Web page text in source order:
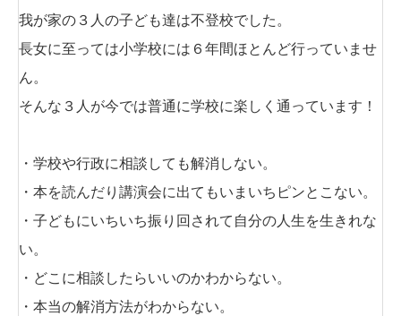
我が家の３人の子ども達は不登校でした。
長女に至っては小学校には６年間ほとんど行っていませ
ん。
そんな３人が今では普通に学校に楽しく通っています！
・学校や行政に相談しても解消しない。
・本を読んだり講演会に出てもいまいちピンとこない。
・子どもにいちいち振り回されて自分の人生を生きれな
い。
・どこに相談したらいいのかわからない。
・本当の解消方法がわからない。